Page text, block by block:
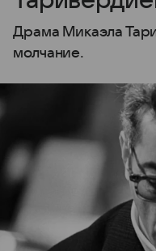
Драма Микаэла
молчание.